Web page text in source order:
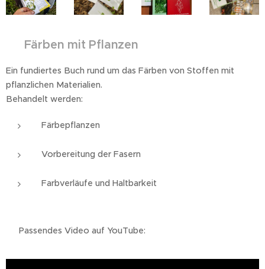
Färben mit Pflanzen
Ein fundiertes Buch rund um das Färben von Stoffen mit
pflanzlichen Materialien.
Behandelt werden:
Färbepflanzen
Vorbereitung der Fasern
Farbverläufe und Haltbarkeit
👉 Passendes Video auf YouTube: